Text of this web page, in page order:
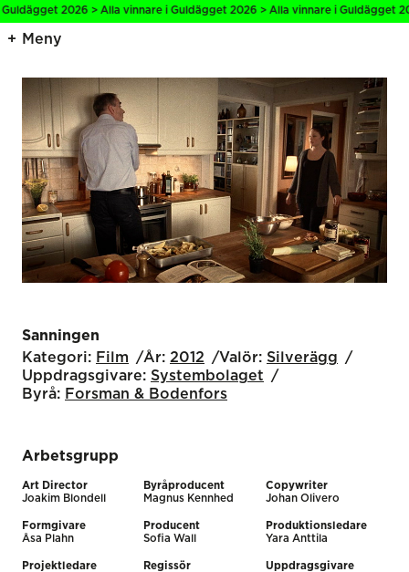
2026 > Alla vinnare i Guldägget 2026 > Alla vinnare i Guldägget
Meny
Sanningen
Kategori: Film År: 2012 Valör: Silverägg
Uppdragsgivare: Systembolaget
Byrå: Forsman & Bodenfors
Arbetsgrupp
Art Director
Joakim Blondell
Byråproducent
Magnus Kennhed
Copywriter
Johan Olivero
Formgivare
Åsa Plahn
Producent
Sofia Wall
Produktionsledare
Yara Anttila
Projektledare
Regissör
Uppdragsgivare